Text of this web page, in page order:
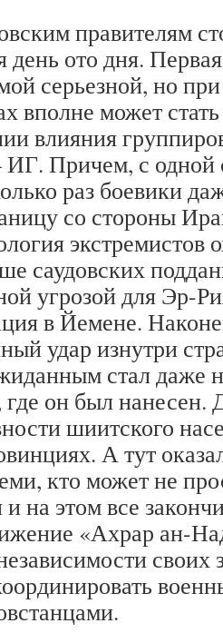
правителям
день ото дня.
серьезной, но
вполне может
влияния
ИГ. Причем, с одной
раз боевики
со стороны
экстремистов
саудовских
угрозой для Эр-
в Йемене.
удар изнутри
стал даже
где он был нанесен.
шиитского
А тут
кто может не
на этом все
«Ахрар ан-
своих